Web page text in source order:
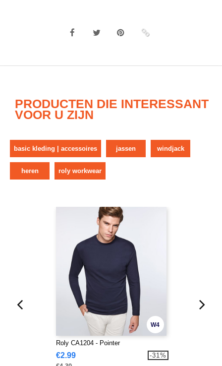
PRODUCTEN DIE INTERESSANT
VOOR U ZIJN
basic kleding | accessoires jassen windjack
heren roly workwear
W4
Roly CA1204 - Pointer
€2.99 -31%